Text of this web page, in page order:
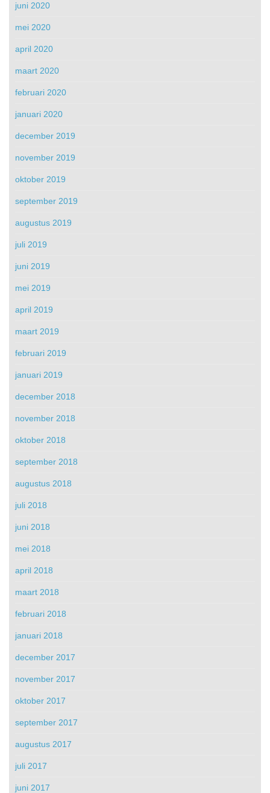
juni 2020
mei 2020
april 2020
maart 2020
februari 2020
januari 2020
december 2019
november 2019
oktober 2019
september 2019
augustus 2019
juli 2019
juni 2019
mei 2019
april 2019
maart 2019
februari 2019
januari 2019
december 2018
november 2018
oktober 2018
september 2018
augustus 2018
juli 2018
juni 2018
mei 2018
april 2018
maart 2018
februari 2018
januari 2018
december 2017
november 2017
oktober 2017
september 2017
augustus 2017
juli 2017
juni 2017